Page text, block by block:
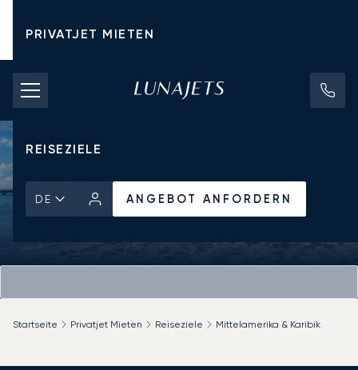
PRIVATJET MIETEN
CHARTERPREISE
PRIVATJETS
REISEZIELE
DE ANGEBOT ANFORDERN
Startseite Privatjet Mieten Reiseziele Mittelamerika & Karibik